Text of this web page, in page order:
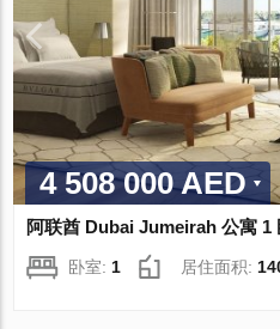
4 508 000 AED
阿联酋 Dubai Jumeirah 公寓 1
卧室:1 居住面积: